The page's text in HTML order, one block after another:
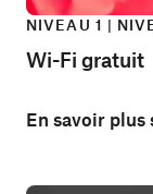
NIVEAU 1 |
Wi-Fi gratuit
En savoir plus